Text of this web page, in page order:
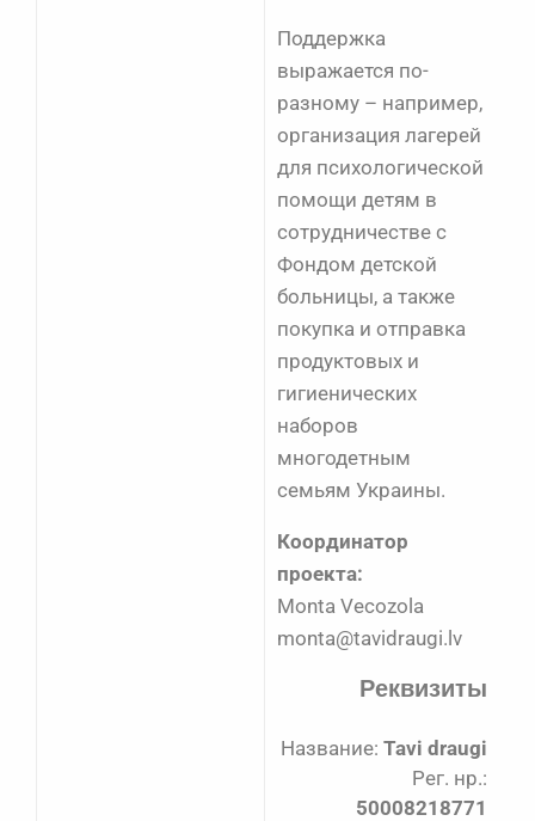
Поддержка
выражается по-
разному – например,
организация лагерей
для психологической
помощи детям в
сотрудничестве с
Фондом детской
больницы, а также
покупка и отправка
продуктовых и
гигиенических
наборов
многодетным
семьям Украины.
Координатор
проекта:
Monta Vecozola
monta@tavidraugi.lv
Реквизиты
Название: Tavi draugi
Рег. нр.:
50008218771